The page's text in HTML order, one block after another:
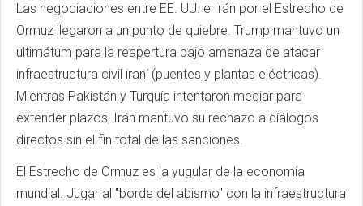
Las negociaciones entre EE. UU. e Irán por el Estrecho de
Ormuz llegaron a un punto de quiebre. Trump mantuvo un
ultimátum para la reapertura bajo amenaza de atacar
infraestructura civil iraní (puentes y plantas eléctricas).
Mientras Pakistán y Turquía intentaron mediar para
extender plazos, Irán mantuvo su rechazo a diálogos
directos sin el fin total de las sanciones.
El Estrecho de Ormuz es la yugular de la economía
mundial. Jugar al "borde del abismo" con la infraestructura